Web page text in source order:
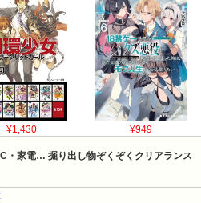
¥1,430 ¥949
・家電… 掘り出し物ぞくぞくクリアランス